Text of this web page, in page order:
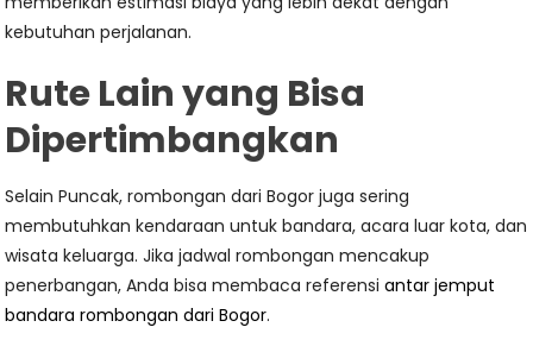
kebutuhan perjalanan.
Rute Lain yang Bisa
Dipertimbangkan
Selain Puncak, rombongan dari Bogor juga sering
membutuhkan kendaraan untuk bandara, acara luar kota, dan
wisata keluarga. Jika jadwal rombongan mencakup
penerbangan, Anda bisa membaca referensiantar jemput
bandara rombongan dari Bogor.